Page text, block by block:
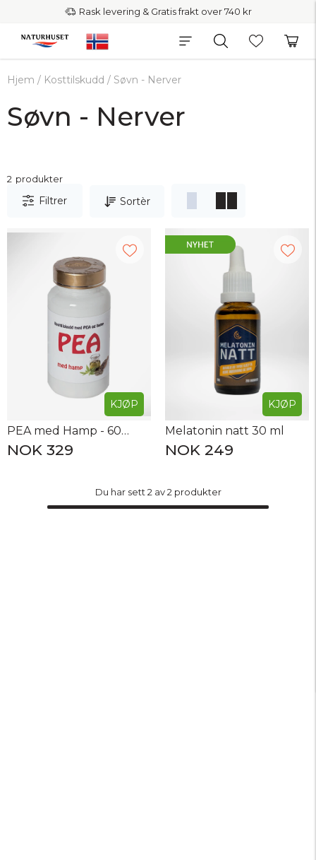
Rask levering & Gratis frakt over 740 kr
Hjem / Kosttilskudd / Søvn - Nerver
Søvn - Nerver
2 produkter
Filtrer Sortèr
PEA med Hamp - 60 tabletter
NOK 329
KJØP
Melatonin natt 30 ml
NOK 249
KJØP
Du har sett 2 av 2 produkter